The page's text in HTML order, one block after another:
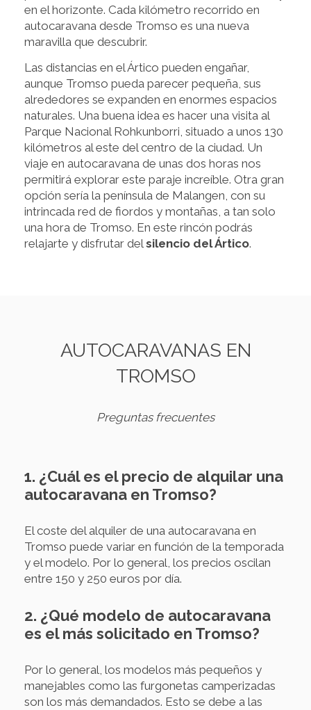
en el horizonte. Cada kilómetro recorrido en
autocaravana desde Tromso es una nueva
maravilla que descubrir.
Las distancias en el Ártico pueden engañar,
aunque Tromso pueda parecer pequeña, sus
alrededores se expanden en enormes espacios
naturales. Una buena idea es hacer una visita al
Parque Nacional Rohkunborri, situado a unos 130
kilómetros al este del centro de la ciudad. Un
viaje en autocaravana de unas dos horas nos
permitirá explorar este paraje increíble. Otra gran
opción sería la península de Malangen, con su
intrincada red de fiordos y montañas, a tan solo
una hora de Tromso. En este rincón podrás
relajarte y disfrutar delsilencio del Ártico.
AUTOCARAVANAS EN
TROMSO
Preguntas frecuentes
1. ¿Cuál es el precio de alquilar una
autocaravana en Tromso?
El coste del alquiler de una autocaravana en
Tromso puede variar en función de la temporada
y el modelo. Por lo general, los precios oscilan
entre 150 y 250 euros por día.
2. ¿Qué modelo de autocaravana
es el más solicitado en Tromso?
Por lo general, los modelos más pequeños y
manejables como las furgonetas camperizadas
son los más demandados. Esto se debe a las